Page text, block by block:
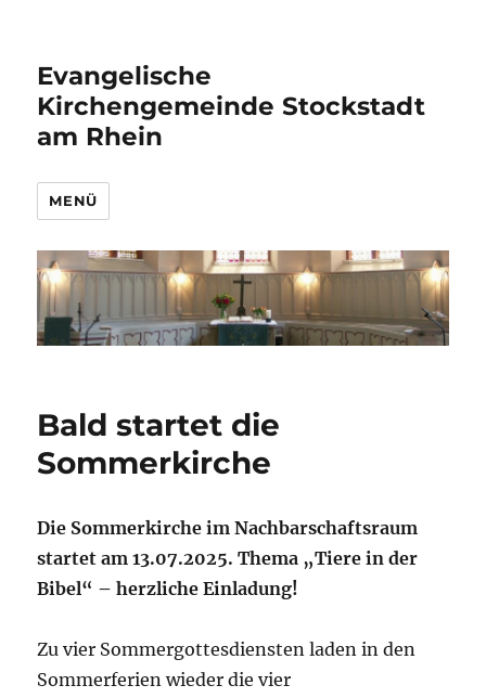
Evangelische
Kirchengemeinde Stockstadt
am Rhein
MENÜ
Bald startet die
Sommerkirche
Die Sommerkirche im Nachbarschaftsraum
startet am 13.07.2025. Thema „Tiere in der
Bibel“ – herzliche Einladung!
Zu vier Sommergottesdiensten laden in den
Sommerferien wieder die vier